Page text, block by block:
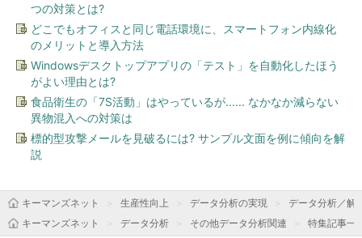
つの対策とは?
どこでもオフィスと同じ電話環境に、スマートフォン内線化
のメリットと導入方法
Windowsデスクトップアプリの「テスト」を自動化したほう
がよい理由とは?
食品衛生の「7S活動」はやっているが...... なかなか減らない
異物混入への対策は
標的型攻撃メールを見破るには? サンプル文面を例に傾向を解
説
キーマンズネット 生産性向上 データ分析の実現
データ分析／解
キーマンズネット
データ分析 その他データ分析関連 特集記事一